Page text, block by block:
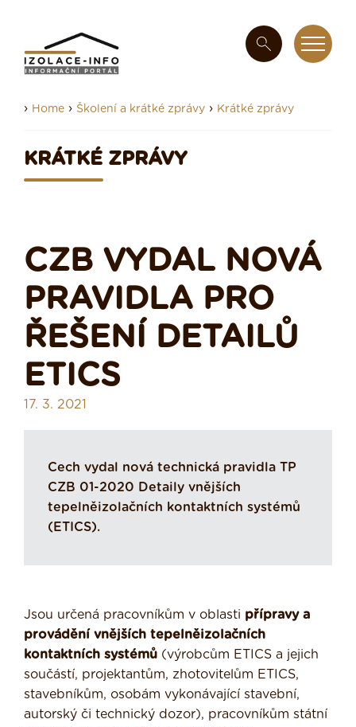
› Home › Školení a krátké zprávy › Krátké zprávy
KRÁTKÉ ZPRÁVY
CZB VYDAL NOVÁ
PRAVIDLA PRO
ŘEŠENÍ DETAILŮ
ETICS
17. 3. 2021
Cech vydal nová technická pravidla TP
CZB 01-2020 Detaily vnějších
tepelněizolačních kontaktních systémů
(ETICS).
Jsou určená pracovníkům v oblasti přípravy a
provádění vnějších tepelněizolačních
kontaktních systémů (výrobcům ETICS a jejich
součástí, projektantům, zhotovitelům ETICS,
stavebníkům, osobám vykonávající stavební,
autorský či technický dozor), pracovníkům státní